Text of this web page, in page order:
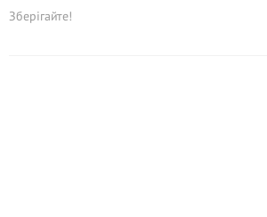
Зберігайте!